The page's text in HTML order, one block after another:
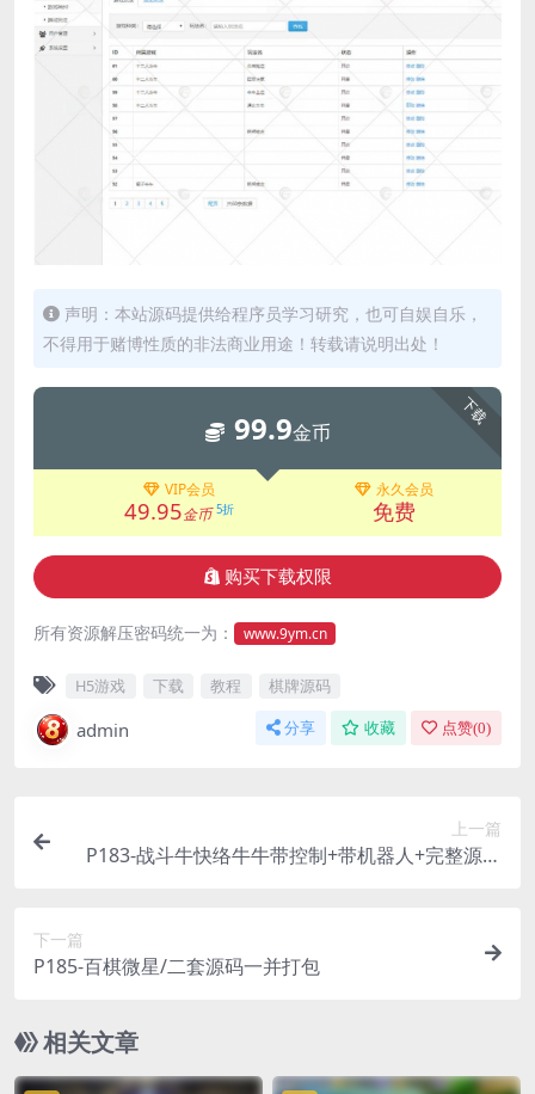
声明：本站源码提供给程序员学习研究，也可自娱自乐，
不得用于赌博性质的非法商业用途！转载请说明出处！
下载
99.9金币
VIP会员
49.95金币 5折
永久会员
免费
购买下载权限
所有资源解压密码统一为： www.9ym.cn
H5游戏 下载 教程 棋牌源码
admin 分享 收藏 点赞(0)
上一篇
P183-战斗牛快络牛牛带控制+带机器人+完整源码
下一篇
P185-百棋微星/二套源码一并打包
相关文章